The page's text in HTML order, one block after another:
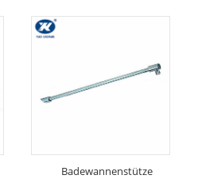
Badewannenstütze